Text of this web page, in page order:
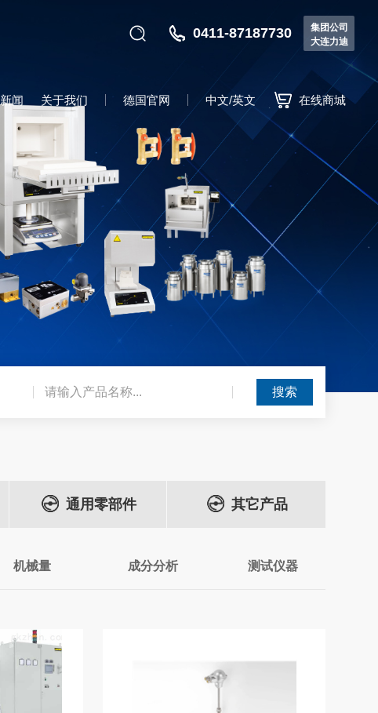
集团公司
大连力迪
0411-87187730
新闻 关于我们 德国官网 中文/英文 在线商城
通用零部件 其它产品
机械量 成分分析 测试仪器